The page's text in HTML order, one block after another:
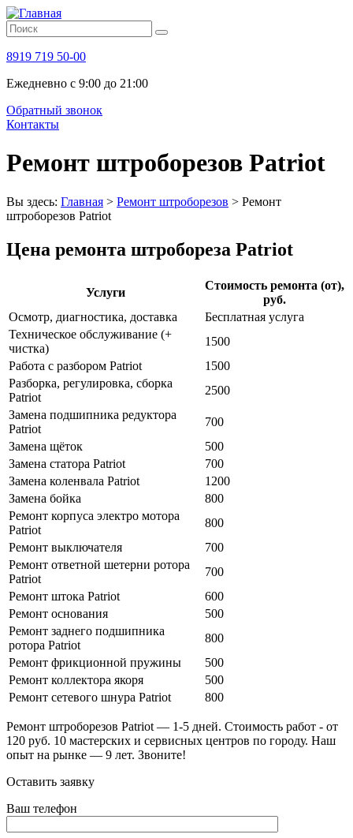
8919 719 50-00
Ежедневно с 9:00 до 21:00
Обратный звонок
Контакты
Ремонт штроборезов Patriot
Вы здесь: Главная > Ремонт штроборезов > Ремонт
штроборезов Patriot
Цена ремонта штробореза Patriot
Услуги
Стоимость ремонта (от),
руб.
Осмотр, диагностика, доставка
Бесплатная услуга
Техническое обслуживание (+
чистка)
1500
Работа с разбором Patriot
1500
Разборка, регулировка, сборка
Patriot
2500
Замена подшипника редуктора
Patriot
700
Замена щёток
500
Замена статора Patriot
700
Замена коленвала Patriot
1200
Замена бойка
800
Ремонт корпуса электро мотора
Patriot
800
Ремонт выключателя
700
Ремонт ответной шетерни ротора
Patriot
700
Ремонт штока Patriot
600
Ремонт основания
500
Ремонт заднего подшипника
ротора Patriot
800
Ремонт фрикционной пружины
500
Ремонт коллектора якоря
500
Ремонт сетевого шнура Patriot
800
Ремонт штроборезов Patriot — 1-5 дней. Стоимость работ - от
120 руб. 10 мастерских и сервисных центров по городу. Наш
опыт на рынке — 9 лет. Звоните!
Оставить заявку
Ваш телефон